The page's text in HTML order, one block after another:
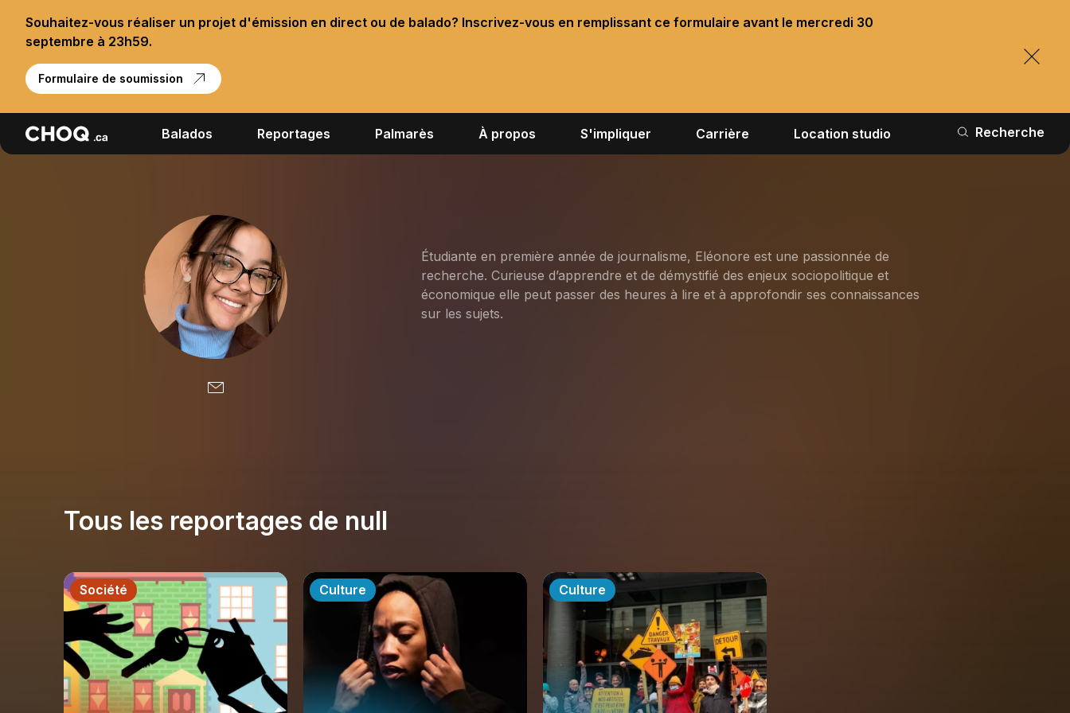
Souhaitez-vous réaliser un projet d'émission en direct ou de balado? Inscrivez-vous en remplissant ce formulaire avant le mercredi 30
septembre à 23h59.
Formulaire de soumission
Balados Reportages Palmarès À propos S'impliquer Carrière Location studio Recherche
Étudiante en première année de journalisme, Eléonore est une passionnée de
recherche. Curieuse d’apprendre et de démystifié des enjeux sociopolitique et
économique elle peut passer des heures à lire et à approfondir ses connaissances
sur les sujets.
Tous les reportages de null
Société Culture Culture